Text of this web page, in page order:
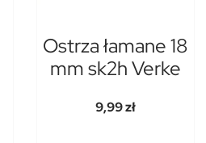
Ostrza łamane 18
mm sk2h Verke
9,99 zł